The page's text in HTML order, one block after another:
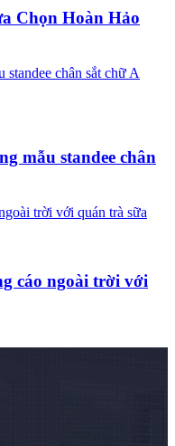
Chọn Hoàn Hảo
mẫu standee chân
cáo ngoài trời với